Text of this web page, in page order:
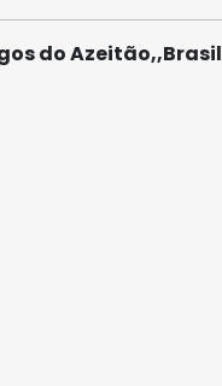
do Azeitão,,Brasil